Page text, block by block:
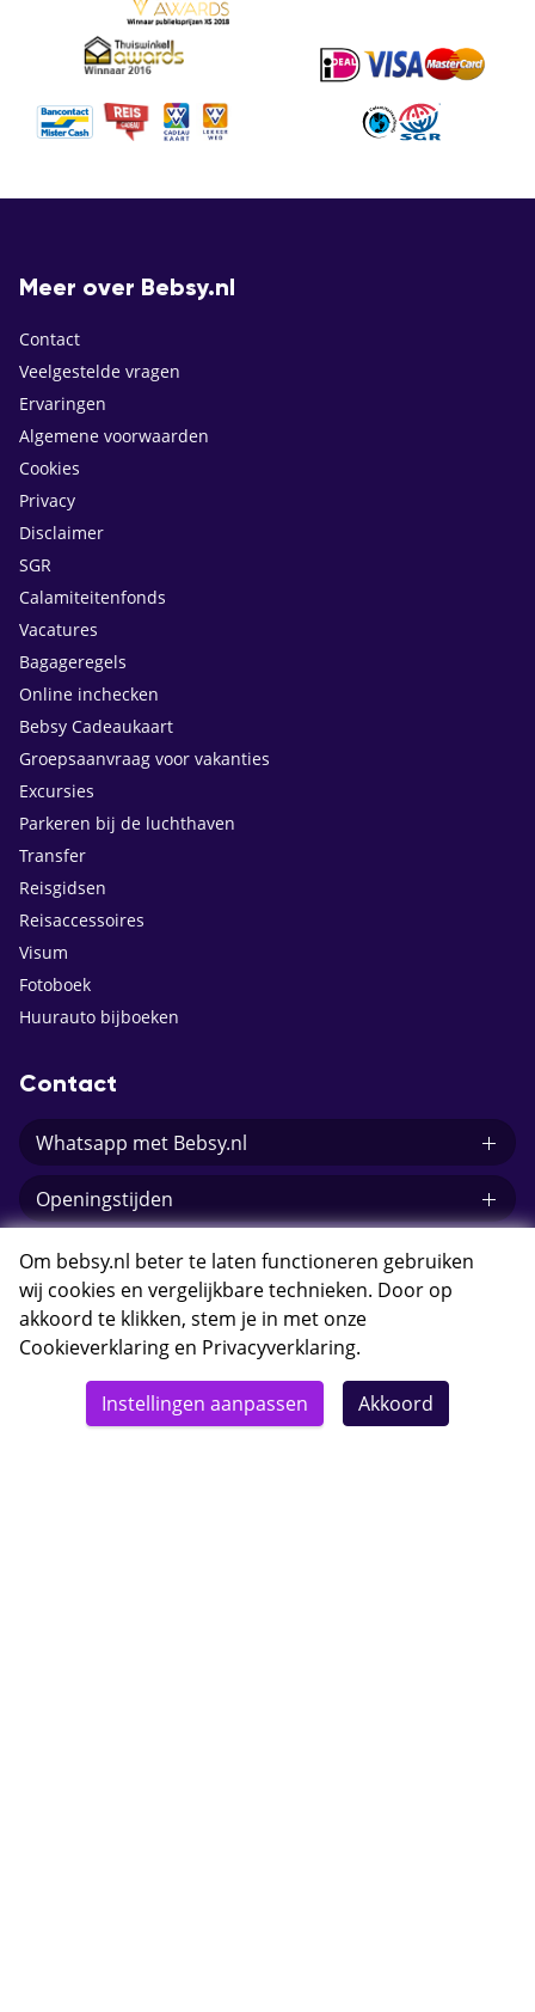
Meer over Bebsy.nl
Contact
Veelgestelde vragen
Ervaringen
Algemene voorwaarden
Cookies
Privacy
Disclaimer
SGR
Calamiteitenfonds
Vacatures
Bagageregels
Online inchecken
Bebsy Cadeaukaart
Groepsaanvraag voor vakanties
Excursies
Parkeren bij de luchthaven
Transfer
Reisgidsen
Reisaccessoires
Visum
Fotoboek
Huurauto bijboeken
Contact
Whatsapp met Bebsy.nl
Openingstijden
E-mail Bebsy.nl
© 2026 Bebsy.nl
Om bebsy.nl beter te laten functioneren gebruiken
wij cookies en vergelijkbare technieken. Door op
akkoord te klikken, stem je in met onze
Cookieverklaring en Privacyverklaring.
Instellingen aanpassen Akkoord